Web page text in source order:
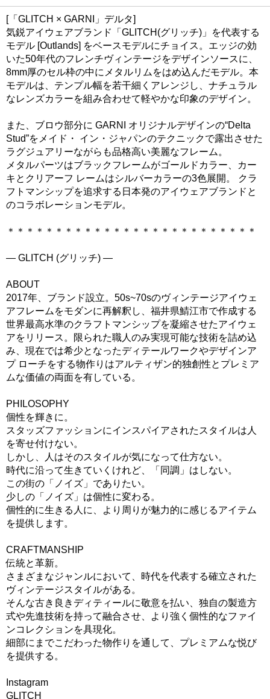
[「GLITCH × GARNI」デルタ]
気鋭アイウェアブランド「GLITCH(グリッチ)」を代表する
モデル [Outlands] をベースモデルにチョイス。エッジの効
いた50年代のフレンチヴィンテージをデザインソースに、
8mm厚のセル枠の中にメタルリムをはめ込んだモデル。本
モデルは、テンプル幅を若干細くアレンジし、ナチュラル
なレンズカラーを組み合わせて軽やかな印象のデザイン。
また、ブロウ部分に GARNI オリジナルデザインの“Delta
Stud”をメイド・ イン・ジャパンのテクニックで露出させた
ラグジュアリーながらも品格高い美麗なフレーム。
メタルパーツはブラックフレームがゴールドカラー、カー
キとクリアーフ レームはシルバーカラーの3色展開。 クラ
フトマンシップを追求する日本発のアイウェアブランドと
のコラボレーションモデル。
＊＊＊＊＊＊＊＊＊＊＊＊＊＊＊＊＊＊＊＊＊＊＊＊＊＊
― GLITCH (グリッチ) ―
ABOUT
2017年、ブランド設立。50s~70sのヴィンテージアイウェ
アフレームをモダンに再解釈し、福井県鯖江市で作成する
世界最高水準のクラフトマンシップを凝縮させたアイウェ
アをリリース。限られた職人のみ実現可能な技術を詰め込
み、現在では希少となったディテールワークやデザインア
プ ローチをする物作りはアルティザン的独創性とプレミア
ムな価値の両面を有している。
PHILOSOPHY
個性を輝きに。
スタッズファッションにインスパイアされたスタイルは人
を寄せ付けない。
しかし、人はそのスタイルが気になって仕方ない。
時代に沿って生きていくけれど、「同調」はしない。
この街の「ノイズ」でありたい。
少しの「ノイズ」は個性に変わる。
個性的に生きる人に、より周りが魅力的に感じるアイテム
を提供します。
CRAFTMANSHIP
伝統と革新。
さまざまなジャンルにおいて、時代を代表する確立された
ヴィンテージスタイルがある。
そんな古き良きディティールに敬意を払い、独自の製造方
式や先進技術を持って融合させ、より強く個性的なファイ
ンコレクションを具現化。
細部にまでこだわった物作りを通して、プレミアムな悦び
を提供する。
Instagram
GLITCH